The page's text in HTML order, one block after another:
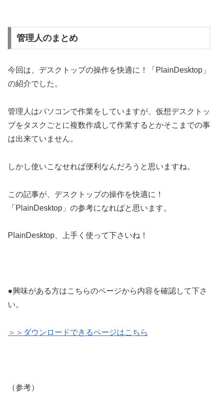
管理人のまとめ
今回は、デスクトップの操作を快適に！「PlainDesktop」
の紹介でした。
管理人はパソコンで作業をしていますが、仮想デスクトッ
プをタスクごとに複数作成して作業するとかそこまでの事
は出来ていません。
しかし使いこなせれば便利なんだろうと思いますね。
この記事が、デスクトップの操作を快適に！
「PlainDesktop」の参考になればと思います。
PlainDesktop、上手く使って下さいね！
●興味がある方はこちらのページから内容を確認して下さ
い。
＞＞ダウンロードできるページはこちら
（参考）